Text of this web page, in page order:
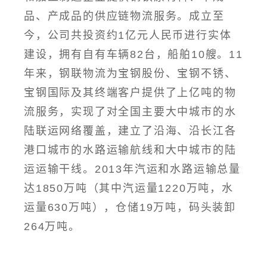
品、产成品的供应链物流服务。成立至
今，公司共投资约1亿元人民币进行实体
建设，拥有自有车辆82台，船舶10艘。11
年来，钢联物流为宝钢股份、宝钢不锈、
宝钢国际及其终端客户提供了上亿吨的物
流服务，实现了对全国主要大中城市的水
陆联运网络覆盖，建立了沿海、沿长江各
港口城市的水路运输航线和大中城市的陆
运运输干线。2013年汽运和水路运输总量
达1850万吨（其中汽运量1220万吨，水
运量630万吨），仓储19万吨，码头装卸
264万吨。